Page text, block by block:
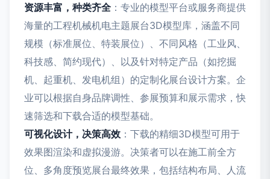
资源丰富，种类齐全 ：专业的模型平台或服务商提供
海量的工程机械机电主题展台3D模型库，涵盖不同
规模（标准展位、特装展位）、不同风格（工业风、
科技感、简约现代）、以及针对特定产品（如挖掘
机、起重机、发电机组）的定制化展台设计方案。企
业可以根据自身品牌调性、参展预算和展示需求，快
速筛选和下载合适的模型基础。
可视化设计，决策高效 ：下载的精细3D模型可用于
效果图渲染和虚拟漫游。决策者可以在施工前全方
位、多角度预览展台最终效果，包括结构布局、人流